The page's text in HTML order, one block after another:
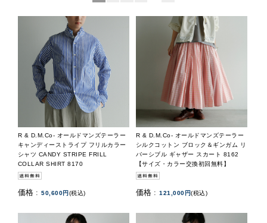
R & D.M.Co- オールドマンズテーラー
キャンディーストライプ フリルカラー
シャツ CANDY STRIPE FRILL
COLLAR SHIRT 8170
価格 : 50,600円(税込)
R & D.M.Co- オールドマンズテーラー
シルクコットン ブロック＆ギンガム リ
バーシブル ギャザー スカート 8162
【サイズ・カラー交換初回無料】
価格 : 121,000円(税込)